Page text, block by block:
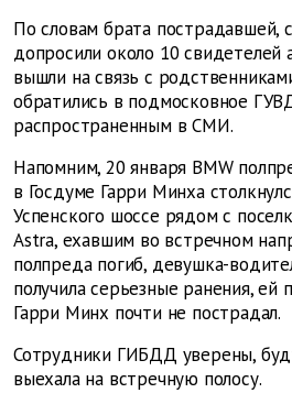
По словам брата пострадавшей,
допросили около 10 свидетелей
вышли на связь с
обратились в подмосковное
распространенным в СМИ.
Напомним, 20 января BMW
в Госдуме Гарри Минха
Успенского шоссе рядом с
Astra, ехавшим во встречном
полпреда погиб, девушка-
получила серьезные ранения, ей
Гарри Минх почти не пострадал.
Сотрудники ГИБДД уверены,
выехала на встречную полосу.